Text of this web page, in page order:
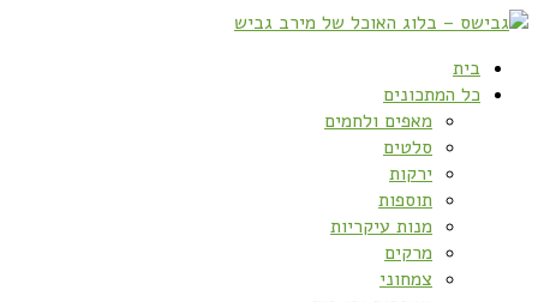
בית
כל המתכונים
מאפים ולחמים
סלטים
ירקות
תוספות
מנות עיקריות
מרקים
צמחוני